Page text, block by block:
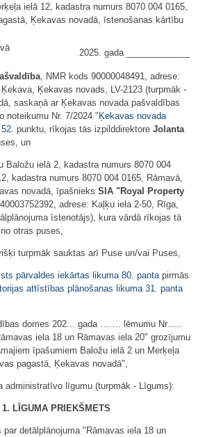
ielā 12, kadastra numurs 8070 004 0165,
Ķekavas novadā, īstenošanas kārtību
2025. gada _____________
, NMR kods 90000048491, adrese:
Ķekavas novads, LV-2123 (turpmāk -
saskaņā ar Ķekavas novada pašvaldības
noteikumu Nr. 7/2024 " Ķekavas novada
52. punktu, rīkojas tās izpilddirektore Jolanta
un
Baložu ielā 2, kadastra numurs 8070 004
kadastra numurs 8070 004 0165, Rāmavā,
novadā, īpašnieks SIA "Royal Property
40003752392, adrese: Kaļķu iela 2-50, Rīga,
īstenotājs), kura vārdā rīkojas tā
otras puses,
turpmāk sauktas arī Puse un/vai Puses,
pārvaldes iekārtas likuma 80. panta pirmās
attīstības plānošanas likuma 31. panta
domes 202... gada ……. lēmumu Nr…..
iela 18 un Rāmavas iela 20" grozījumu
īpašumiem Baložu ielā 2 un Merķeļa
pagastā, Ķekavas novadā",
administratīvo līgumu (turpmāk - Līgums):
1. LĪGUMA PRIEKŠMETS
detālplānojuma "Rāmavas iela 18 un